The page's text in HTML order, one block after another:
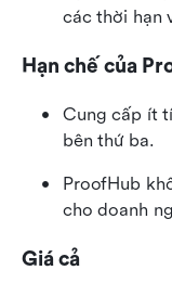
các thời hạn
Hạn chế của
Cung cấp ít
bên thứ ba.
ProofHub
cho doanh
Giá cả